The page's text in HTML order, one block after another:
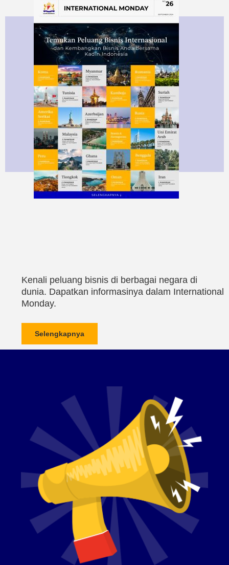
Kenali peluang bisnis di berbagai negara di
dunia. Dapatkan informasinya dalam International
Monday.
Selengkapnya